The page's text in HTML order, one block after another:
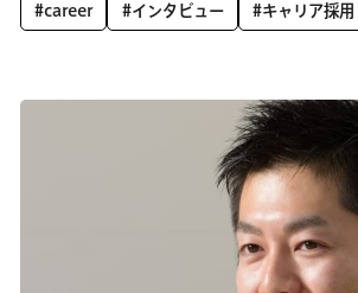
#career #インタビュー #キャリア採用